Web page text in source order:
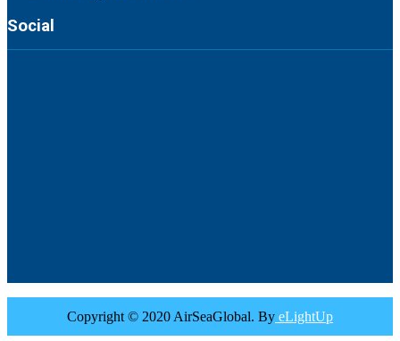
Social
Copyright © 2020 AirSeaGlobal. By eLightUp